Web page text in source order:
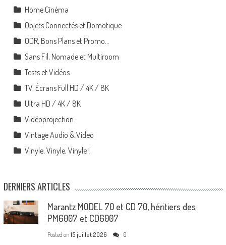
Home Cinéma
Objets Connectés et Domotique
ODR, Bons Plans et Promo…
Sans Fil, Nomade et Multiroom
Tests et Vidéos
TV, Écrans Full HD / 4K / 8K
Ultra HD / 4K / 8K
Vidéoprojection
Vintage Audio & Video
Vinyle, Vinyle, Vinyle !
DERNIERS ARTICLES
Marantz MODEL 70 et CD 70, héritiers des
PM6007 et CD6007
Posted on 15 juillet 2026 0